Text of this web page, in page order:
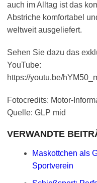
auch im Alltag ist das
Abstriche komfortabel
weltweit ausgeliefert.
Sehen Sie dazu das
YouTube:
https://youtu.be/
Fotocredits: Motor-
Quelle: GLP mid
VERWANDTE
Maskottchen als
Sportverein